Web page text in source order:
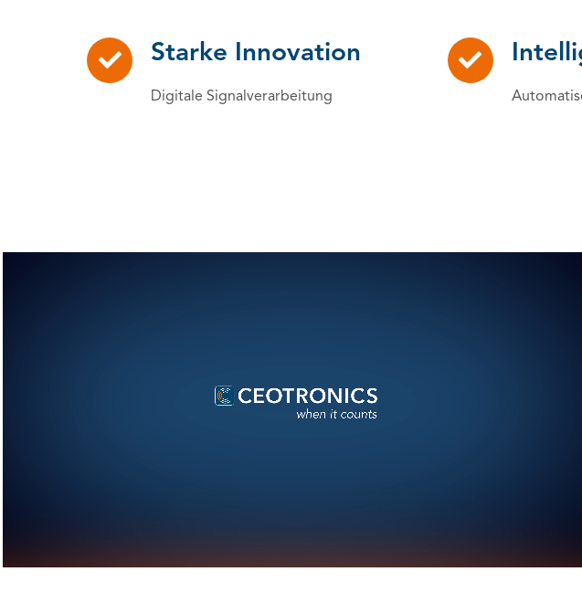
Starke Innovation
Digitale Signalverarbeitung